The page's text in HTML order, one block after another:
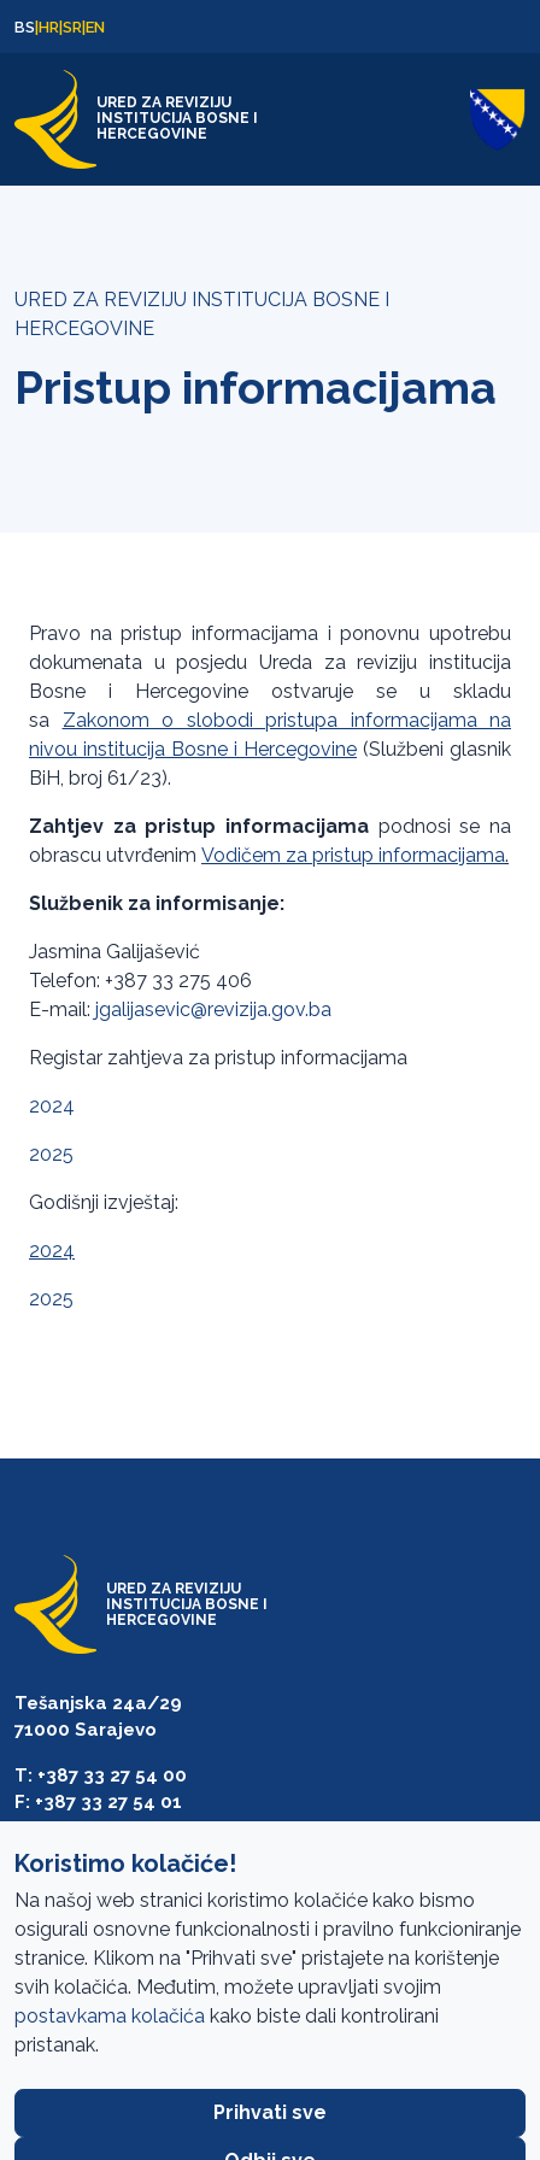
BS|HR|SR|EN
URED ZA REVIZIJU
INSTITUCIJA BOSNE I
HERCEGOVINE
URED ZA REVIZIJU INSTITUCIJA BOSNE I
HERCEGOVINE
Pristup informacijama
Pravo na pristup informacijama i ponovnu upotrebu
dokumenata u posjedu Ureda za reviziju institucija
Bosne i Hercegovine ostvaruje se u skladu
sa Zakonom o slobodi pristupa informacijama na
nivou institucija Bosne i Hercegovine (Službeni glasnik
BiH, broj 61/23).
Zahtjev za pristup informacijama podnosi se na
obrascu utvrđenim Vodičem za pristup informacijama.
Službenik za informisanje:
Jasmina Galijašević
Telefon: +387 33 275 406
E-mail: jgalijasevic@revizija.gov.ba
Registar zahtjeva za pristup informacijama
2024
2025
Godišnji izvještaj:
2024
2025
URED ZA REVIZIJU
INSTITUCIJA BOSNE I
HERCEGOVINE
Tešanjska 24a/29
71000 Sarajevo
T: +387 33 27 54 00
F: +387 33 27 54 01
Pristup informacijama
Mapa sajta
Oglasi
Koristimo kolačiće!
Na našoj web stranici koristimo kolačiće kako bismo
osigurali osnovne funkcionalnosti i pravilno funkcioniranje
stranice. Klikom na "Prihvati sve" pristajete na korištenje
svih kolačića. Međutim, možete upravljati svojim
postavkama kolačića kako biste dali kontrolirani
pristanak.
Prihvati sve